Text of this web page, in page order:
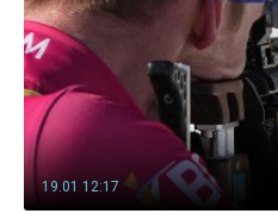
19.01 12:17